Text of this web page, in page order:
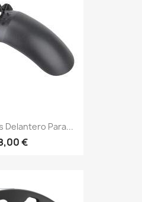
Delantero Para...
€